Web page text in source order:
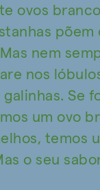
ovos
põem
nem
nos
Se
um ovo
temos
o seu